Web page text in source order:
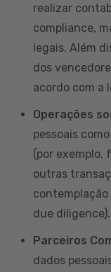
realizar
compliance,
legais. Além
dos
acordo com a
Operações
pessoais
(por exemplo,
outras
contemplação
due diligence).
Parceiros
dados